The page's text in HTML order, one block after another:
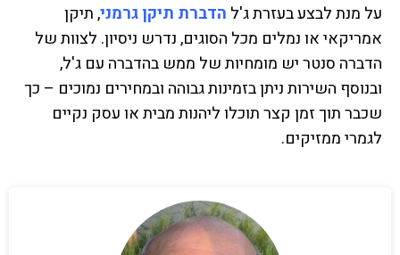
על מנת לבצע בעזרת ג'ל הדברת תיקן גרמני, תיקן
אמריקאי או נמלים מכל הסוגים, נדרש ניסיון. לצוות של
הדברה סנטר יש מומחיות של ממש בהדברה עם ג'ל,
ובנוסף השירות ניתן בזמינות גבוהה ובמחירים נמוכים – כך
שכבר תוך זמן קצר תוכלו ליהנות מבית או עסק נקיים
לגמרי ממזיקים.